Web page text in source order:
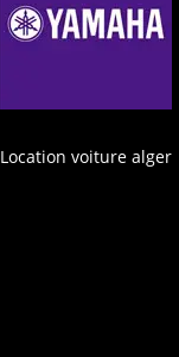
Location voiture alger